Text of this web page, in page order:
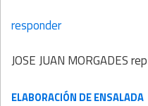
responder
JOSE JUAN MORGADES
ELABORACIÓN DE ENSALADA